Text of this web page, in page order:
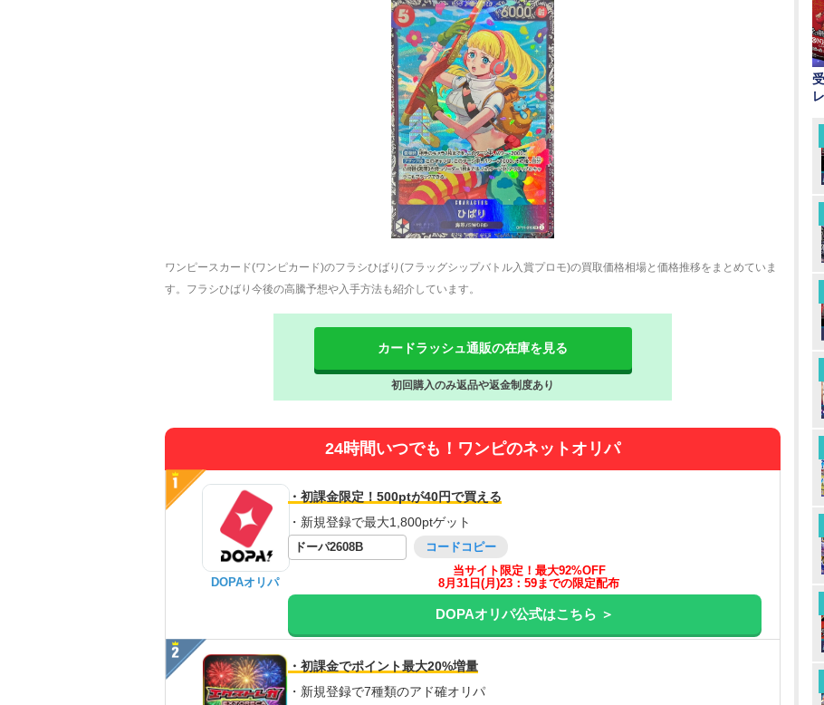
ワンピースカード(ワンピカード)のフラシひばり(フラッグシップバトル入賞プロモ)の買取価格相場と価格推移をまとめていま
す。フラシひばり今後の高騰予想や入手方法も紹介しています。
カードラッシュ通販の在庫を見る
初回購入のみ返品や返金制度あり
24時間いつでも！ワンピのネットオリパ
DOPAオリパ
・初課金限定！500ptが40円で買える
・新規登録で最大1,800ptゲット
ドーパ2608B
コードコピー
当サイト限定！最大92%OFF
8月31日(月)23：59までの限定配布
DOPAオリパ公式はこちら ＞
・初課金でポイント最大20%増量
・新規登録で7種類のアド確オリパ